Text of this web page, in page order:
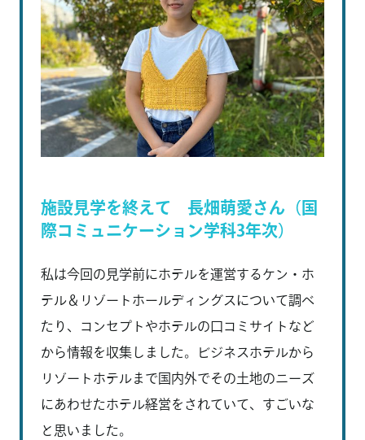
施設見学を終えて 長畑萌愛さん（国
際コミュニケーション学科3年次）
私は今回の見学前にホテルを運営するケン・ホ
テル＆リゾートホールディングスについて調べ
たり、コンセプトやホテルの口コミサイトなど
から情報を収集しました。ビジネスホテルから
リゾートホテルまで国内外でその土地のニーズ
にあわせたホテル経営をされていて、すごいな
と思いました。